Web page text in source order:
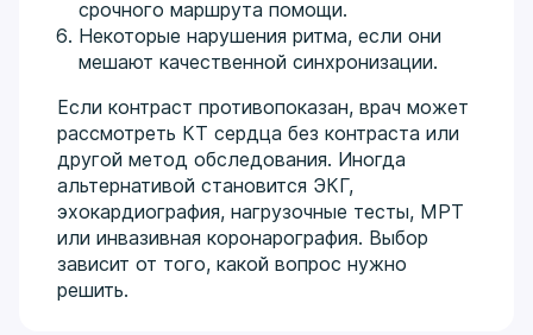
срочного маршрута помощи.
Некоторые нарушения ритма, если они
мешают качественной синхронизации.
Если контраст противопоказан, врач может
рассмотреть КТ сердца без контраста или
другой метод обследования. Иногда
альтернативой становится ЭКГ,
эхокардиография, нагрузочные тесты, МРТ
или инвазивная коронарография. Выбор
зависит от того, какой вопрос нужно
решить.